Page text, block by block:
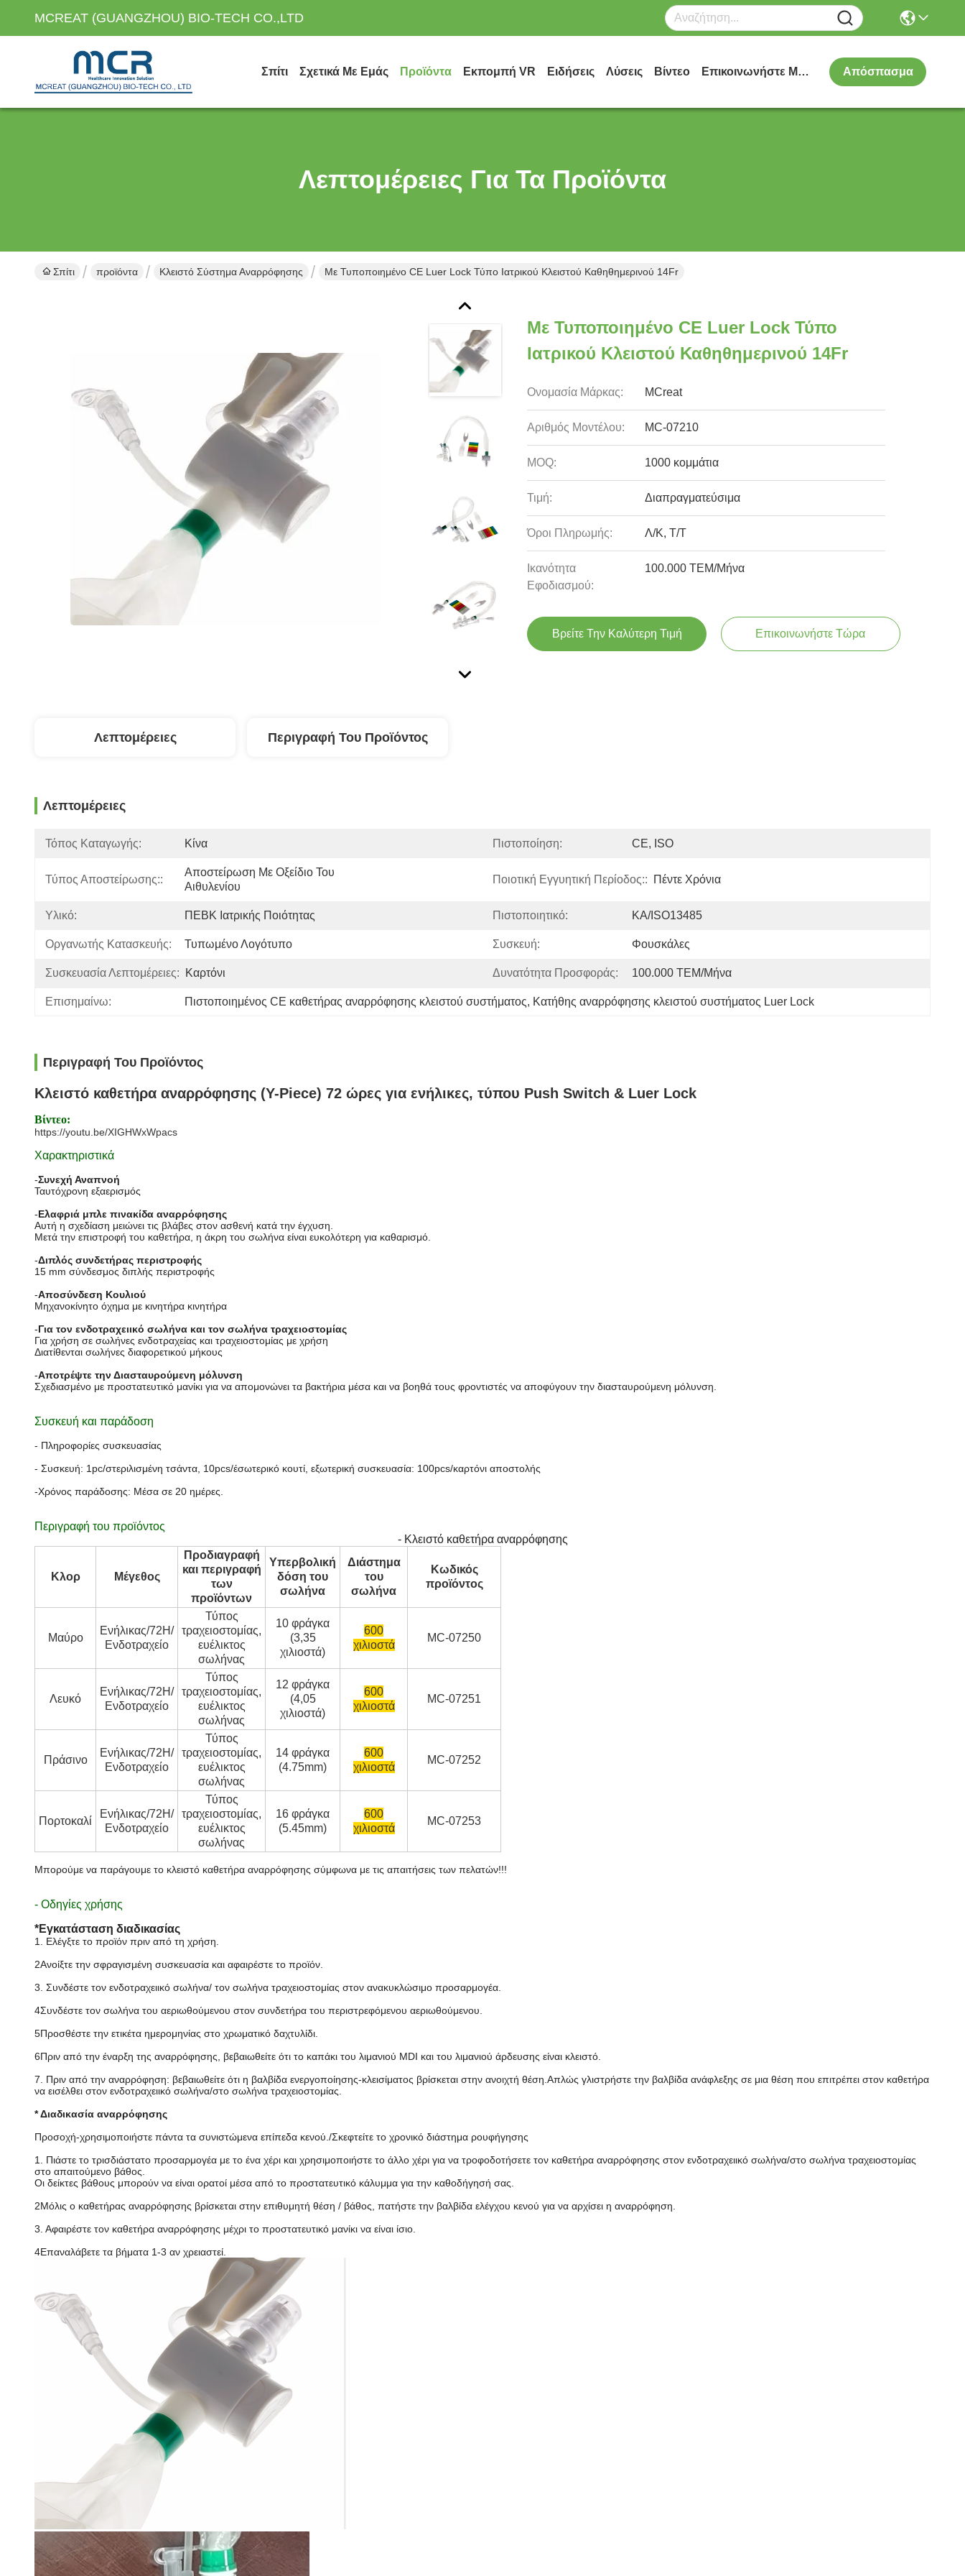
MCREAT (GUANGZHOU) BIO-TECH CO.,LTD
Σπίτι Σχετικά Με Εμάς Προϊόντα Εκπομπή VR Ειδήσεις Λύσεις Βίντεο Επικοινωνήστε Μαζί Μας Απόσπασμα
Λεπτομέρειες Για Τα Προϊόντα
Σπίτι προϊόντα Κλειστό Σύστημα Αναρρόφησης Με Τυποποιημένο CE Luer Lock Τύπο Ιατρικού Κλειστού Καθηθημερινού 14Fr
Με Τυποποιημένο CE Luer Lock Τύπο
Ιατρικού Κλειστού Καθηθημερινού 14Fr
Ονομασία Μάρκας: MCreat
Αριθμός Μοντέλου: MC-07210
MOQ: 1000 κομμάτια
Τιμή: Διαπραγματεύσιμα
Όροι Πληρωμής: Λ/Κ, Τ/Τ
Ικανότητα
Εφοδιασμού:
100.000 ΤΕΜ/Μήνα
Βρείτε Την Καλύτερη Τιμή Επικοινωνήστε Τώρα
Λεπτομέρειες Περιγραφή Του Προϊόντος
Λεπτομέρειες
Τόπος Καταγωγής: Κίνα Πιστοποίηση: CE, ISO
Τύπος Αποστείρωσης::
Αποστείρωση Με Οξείδιο Του
Αιθυλενίου
Ποιοτική Εγγυητική Περίοδος:: Πέντε Χρόνια
Υλικό: ΠΕΒΚ Ιατρικής Ποιότητας Πιστοποιητικό: ΚΑ/ISO13485
Οργανωτής Κατασκευής: Τυπωμένο Λογότυπο Συσκευή: Φουσκάλες
Συσκευασία Λεπτομέρειες: Καρτόνι Δυνατότητα Προσφοράς: 100.000 ΤΕΜ/Μήνα
Επισημαίνω: Πιστοποιημένος CE καθετήρας αναρρόφησης κλειστού συστήματος, Κατήθης αναρρόφησης κλειστού συστήματος Luer Lock
Περιγραφή Του Προϊόντος
Κλειστό καθετήρα αναρρόφησης (Y-Piece) 72 ώρες για ενήλικες, τύπου Push Switch & Luer Lock
Βίντεο:
https://youtu.be/XIGHWxWpacs
Χαρακτηριστικά
-Συνεχή Αναπνοή
Ταυτόχρονη εξαερισμός
-Ελαφριά μπλε πινακίδα αναρρόφησης
Αυτή η σχεδίαση μειώνει τις βλάβες στον ασθενή κατά την έγχυση.
Μετά την επιστροφή του καθετήρα, η άκρη του σωλήνα είναι ευκολότερη για καθαρισμό.
-Διπλός συνδετήρας περιστροφής
15 mm σύνδεσμος διπλής περιστροφής
-Αποσύνδεση Κουλιού
Μηχανοκίνητο όχημα με κινητήρα κινητήρα
-Για τον ενδοτραχειικό σωλήνα και τον σωλήνα τραχειοστομίας
Για χρήση σε σωλήνες ενδοτραχείας και τραχειοστομίας με χρήση
Διατίθενται σωλήνες διαφορετικού μήκους
-Αποτρέψτε την Διασταυρούμενη μόλυνση
Σχεδιασμένο με προστατευτικό μανίκι για να απομονώνει τα βακτήρια μέσα και να βοηθά τους φροντιστές να αποφύγουν την διασταυρούμενη μόλυνση.
Συσκευή και παράδοση
- Πληροφορίες συσκευασίας
- Συσκευή: 1pc/στεριλισμένη τσάντα, 10pcs/έσωτερικό κουτί, εξωτερική συσκευασία: 100pcs/καρτόνι αποστολής
-Χρόνος παράδοσης: Μέσα σε 20 ημέρες.
Περιγραφή του προϊόντος
- Κλειστό καθετήρα αναρρόφησης
Κλορ Μέγεθος
Προδιαγραφή
και περιγραφή
των
προϊόντων
Υπερβολική
δόση του
σωλήνα
Διάστημα
του
σωλήνα
Κωδικός
προϊόντος
Μαύρο
Ενήλικας/72H/
Ενδοτραχείο
Τύπος
τραχειοστομίας,
ευέλικτος
σωλήνας
10 φράγκα
(3,35
χιλιοστά)
600
χιλιοστά
MC-07250
Λευκό
Ενήλικας/72H/
Ενδοτραχείο
Τύπος
τραχειοστομίας,
ευέλικτος
σωλήνας
12 φράγκα
(4,05
χιλιοστά)
600
χιλιοστά
MC-07251
Πράσινο
Ενήλικας/72H/
Ενδοτραχείο
Τύπος
τραχειοστομίας,
ευέλικτος
σωλήνας
14 φράγκα
(4.75mm)
600
χιλιοστά
MC-07252
Πορτοκαλί
Ενήλικας/72H/
Ενδοτραχείο
Τύπος
τραχειοστομίας,
ευέλικτος
σωλήνας
16 φράγκα
(5.45mm)
600
χιλιοστά
MC-07253
Μπορούμε να παράγουμε το κλειστό καθετήρα αναρρόφησης σύμφωνα με τις απαιτήσεις των πελατών!!!
- Οδηγίες χρήσης
*Εγκατάσταση διαδικασίας
1. Ελέγξτε το προϊόν πριν από τη χρήση.
2Ανοίξτε την σφραγισμένη συσκευασία και αφαιρέστε το προϊόν.
3. Συνδέστε τον ενδοτραχειικό σωλήνα/ τον σωλήνα τραχειοστομίας στον ανακυκλώσιμο προσαρμογέα.
4Συνδέστε τον σωλήνα του αεριωθούμενου στον συνδετήρα του περιστρεφόμενου αεριωθούμενου.
5Προσθέστε την ετικέτα ημερομηνίας στο χρωματικό δαχτυλίδι.
6Πριν από την έναρξη της αναρρόφησης, βεβαιωθείτε ότι το καπάκι του λιμανιού MDI και του λιμανιού άρδευσης είναι κλειστό.
7. Πριν από την αναρρόφηση: βεβαιωθείτε ότι η βαλβίδα ενεργοποίησης-κλεισίματος βρίσκεται στην ανοιχτή θέση.Απλώς γλιστρήστε την βαλβίδα ανάφλεξης σε μια θέση που επιτρέπει στον καθετήρα
να εισέλθει στον ενδοτραχειικό σωλήνα/στο σωλήνα τραχειοστομίας.
* Διαδικασία αναρρόφησης
Προσοχή-χρησιμοποιήστε πάντα τα συνιστώμενα επίπεδα κενού./Σκεφτείτε το χρονικό διάστημα ρουφήγησης
1. Πιάστε το τρισδιάστατο προσαρμογέα με το ένα χέρι και χρησιμοποιήστε το άλλο χέρι για να τροφοδοτήσετε τον καθετήρα αναρρόφησης στον ενδοτραχειικό σωλήνα/στο σωλήνα τραχειοστομίας
στο απαιτούμενο βάθος.
Οι δείκτες βάθους μπορούν να είναι ορατοί μέσα από το προστατευτικό κάλυμμα για την καθοδήγησή σας.
2Μόλις ο καθετήρας αναρρόφησης βρίσκεται στην επιθυμητή θέση / βάθος, πατήστε την βαλβίδα ελέγχου κενού για να αρχίσει η αναρρόφηση.
3. Αφαιρέστε τον καθετήρα αναρρόφησης μέχρι το προστατευτικό μανίκι να είναι ίσιο.
4Επαναλάβετε τα βήματα 1-3 αν χρειαστεί.